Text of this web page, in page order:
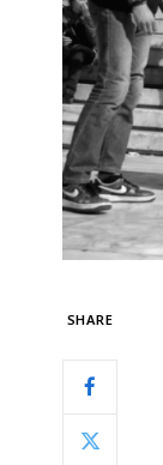
SHARE